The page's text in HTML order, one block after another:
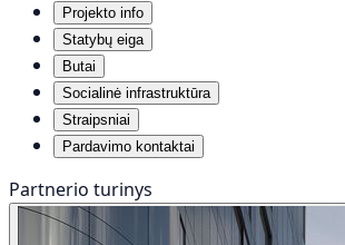
Projekto info
Statybų eiga
Butai
Socialinė infrastruktūra
Straipsniai
Pardavimo kontaktai
Partnerio turinys